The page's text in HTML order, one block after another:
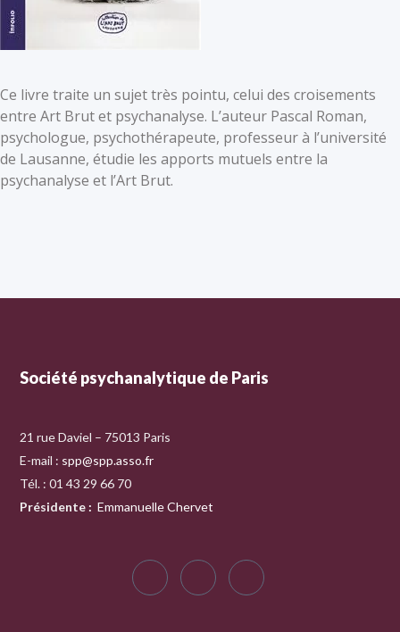
Ce livre traite un sujet très pointu, celui des croisements
entre Art Brut et psychanalyse. L’auteur Pascal Roman,
psychologue, psychothérapeute, professeur à l’université
de Lausanne, étudie les apports mutuels entre la
psychanalyse et l’Art Brut.
Société psychanalytique de Paris
21 rue Daviel – 75013 Paris
E-mail : spp@spp.asso.fr
Tél. : 01 43 29 66 70
Présidente : Emmanuelle Chervet